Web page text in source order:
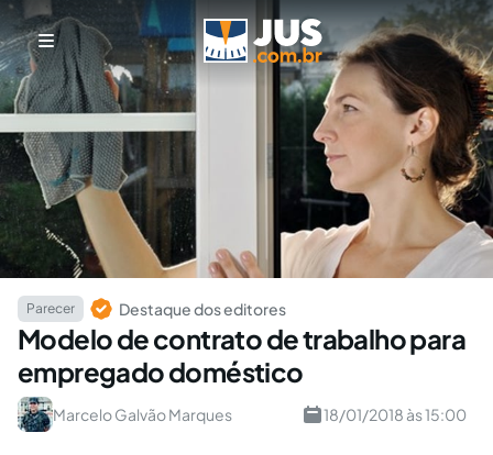
Parecer Destaque dos editores
Modelo de contrato de trabalho para
empregado doméstico
Marcelo Galvão Marques 18/01/2018 às 15:00